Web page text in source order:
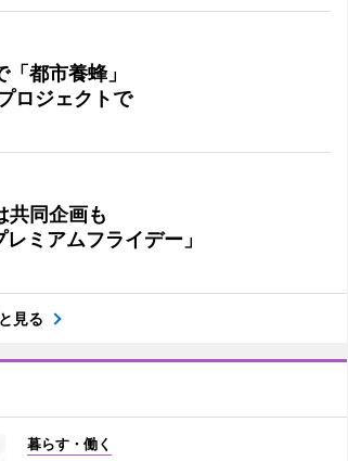
都市養蜂」
ロジェクトで
共同企画も
ミアムフライデー」
見る
暮らす・働く